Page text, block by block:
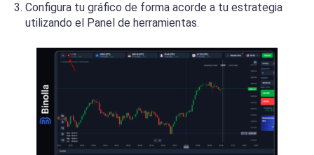
Configura tu gráfico de forma acorde a tu estrategia
utilizando el Panel de herramientas.